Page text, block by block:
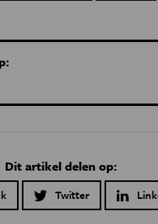
Dit artikel delen op:
Twitter